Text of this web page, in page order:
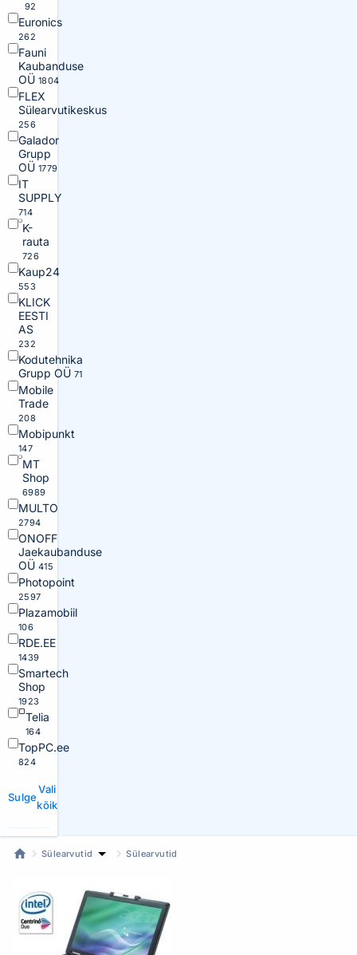
92
Euronics
262
Fauni
Kaubanduse
OÜ 1804
FLEX
Sülearvutikeskus
256
Galador
Grupp
OÜ 1779
IT
SUPPLY
714
K-
rauta
726
Kaup24
553
KLICK
EESTI
AS
232
Kodutehnika
Grupp OÜ 71
Mobile
Trade
208
Mobipunkt
147
MT
Shop
6989
MULTO
2794
ONOFF
Jaekaubanduse
OÜ 415
Photopoint
2597
Plazamobiil
106
RDE.EE
1439
Smartech
Shop
1923
Telia
164
TopPC.ee
824
Sulge
Vali
kõik
Sülearvutid Sülearvutid